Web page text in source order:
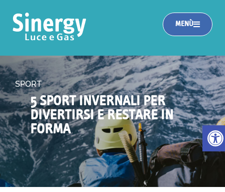
Apri
MENÙ
SPORT
5 SPORT INVERNALI PER
DIVERTIRSI E RESTARE IN
FORMA